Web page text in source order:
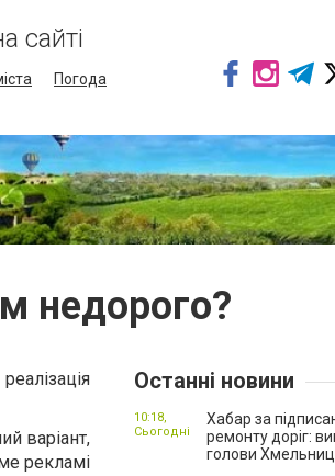
сайті
Погода
недорого?
варіант,
рекламі
Останні новини
Хабар за
ремонту доріг:
голови
10:18,
Сьогодні